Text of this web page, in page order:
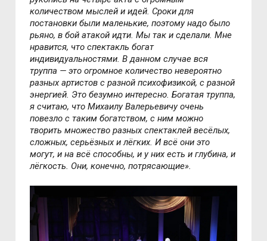
количеством мыслей и идей. Сроки для
постановки были маленькие, поэтому надо было
рьяно, в бой атакой идти. Мы так и сделали. Мне
нравится, что спектакль богат
индивидуальностями. В данном случае вся
труппа — это огромное количество невероятно
разных артистов с разной психофизикой, с разной
энергией. Это безумно интересно. Богатая труппа,
я считаю, что Михаилу Валерьевичу очень
повезло с таким богатством, с ним можно
творить множество разных спектаклей весёлых,
сложных, серьёзных и лёгких. И всё они это
могут, и на всё способны, и у них есть и глубина, и
лёгкость. Они, конечно, потрясающие».